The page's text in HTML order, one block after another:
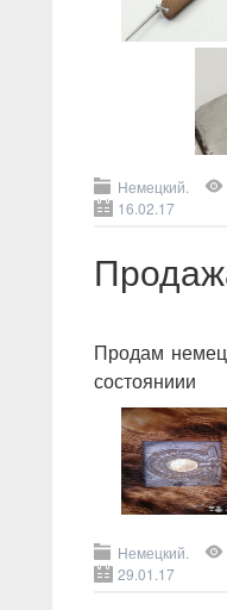
Немецкий.
16.02.17
Продам
состояниии
Немецкий.
29.01.17